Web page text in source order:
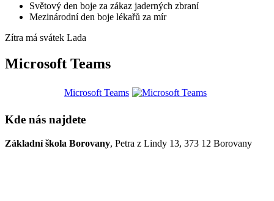
Světový den boje za zákaz jaderných zbraní
Mezinárodní den boje lékařů za mír
Zítra má svátek Lada
Microsoft Teams
Microsoft Teams
Kde nás najdete
Základní škola Borovany, Petra z Lindy 13, 373 12 Borovany